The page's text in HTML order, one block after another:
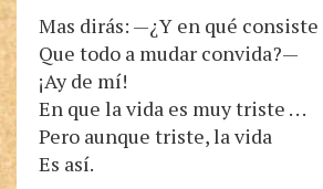
Mas dirás: —¿Y en qué consiste
Que todo a mudar convida?—
¡Ay de mí!
En que la vida es muy triste . . .
Pero aunque triste, la vida
Es así.